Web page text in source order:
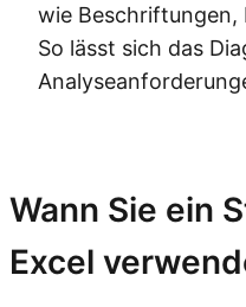
wie Beschriftungen,
So lässt sich das
Wann Sie ein
Excel